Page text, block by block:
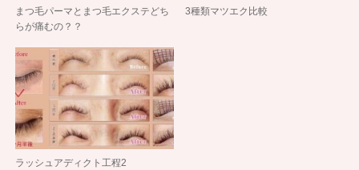
まつ毛パーマとまつ毛エクステどち
らが痛むの？？
3種類マツエク比較
ラッシュアディクト工程2